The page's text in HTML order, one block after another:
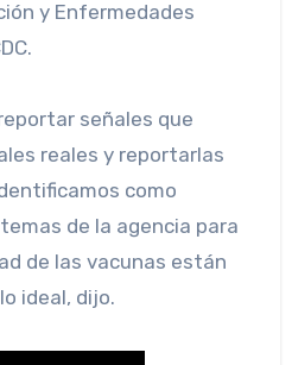
y Enfermedades
señales que
reales y reportarlas
como
de la agencia para
de las vacunas están
ideal, dijo.